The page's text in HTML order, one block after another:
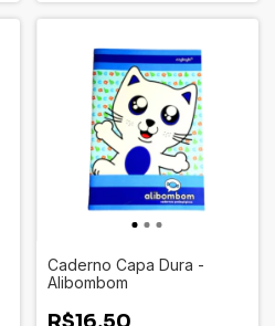
Caderno Capa Dura -
Alibombom